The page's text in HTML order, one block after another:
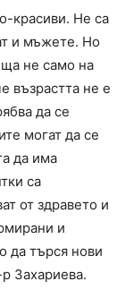
красиви. Не са
и мъжете. Но
не само на
възрастта не е
да се
могат да се
да има
са
от здравето и
и
да търся нови
Захариева.